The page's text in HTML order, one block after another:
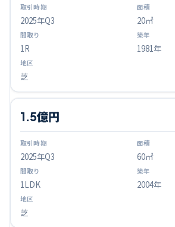
2025年Q3 20㎡
1R 1981年
芝
2025年Q3
1.5億円
60㎡
1LDK 2004年
芝